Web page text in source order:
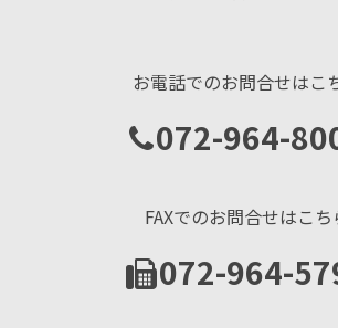
お電話でのお問合せはこ
072-964-
FAXでのお問合せはこち
072-964-